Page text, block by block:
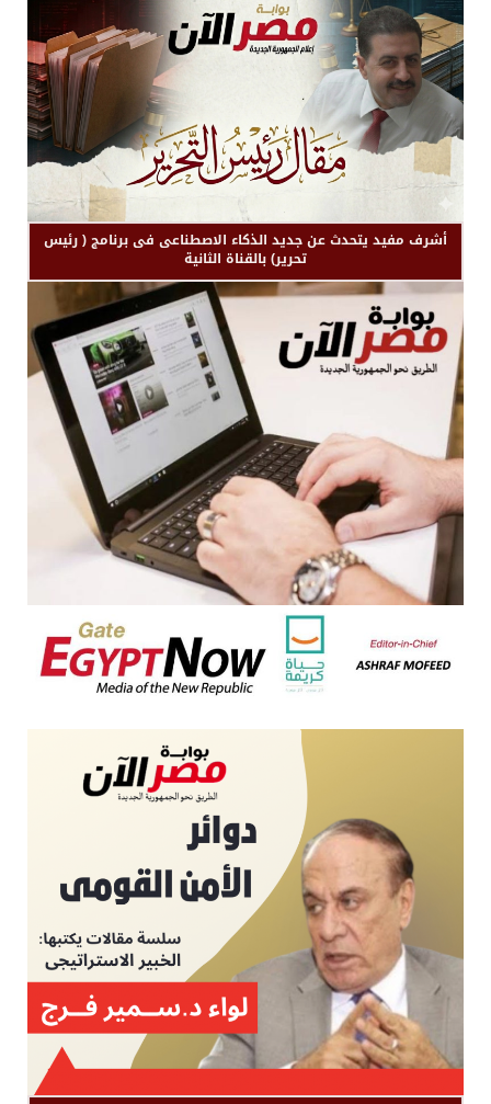
أشرف مفيد يتحدث عن جديد الذكاء الاصطناعى فى برنامج ( رئيس
تحرير) بالقناة الثانية